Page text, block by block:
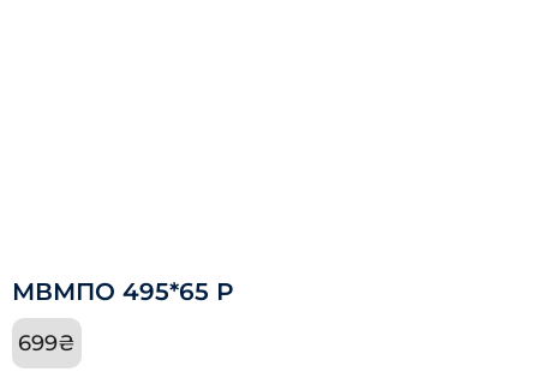
МВМПО 495*65 Р
699₴